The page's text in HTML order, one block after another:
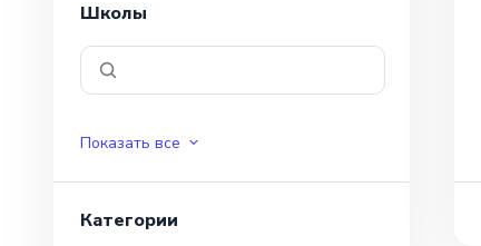
Школы
Показать все
Категории